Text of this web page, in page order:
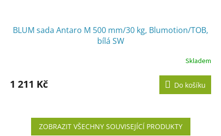
BLUM sada Antaro M 500 mm/30 kg, Blumotion/TOB,
bílá SW
Skladem
1 211 Kč Do košíku
ZOBRAZIT VŠECHNY SOUVISEJÍCÍ PRODUKTY